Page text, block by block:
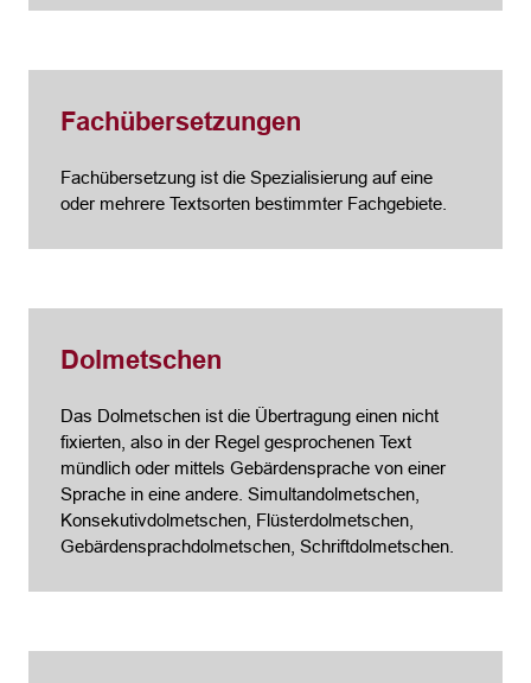
Fachübersetzungen
Fachübersetzung ist die Spezialisierung auf eine
oder mehrere Textsorten bestimmter Fachgebiete.
Dolmetschen
Das Dolmetschen ist die Übertragung einen nicht
fixierten, also in der Regel gesprochenen Text
mündlich oder mittels Gebärdensprache von einer
Sprache in eine andere. Simultandolmetschen,
Konsekutivdolmetschen, Flüsterdolmetschen,
Gebärdensprachdolmetschen, Schriftdolmetschen.